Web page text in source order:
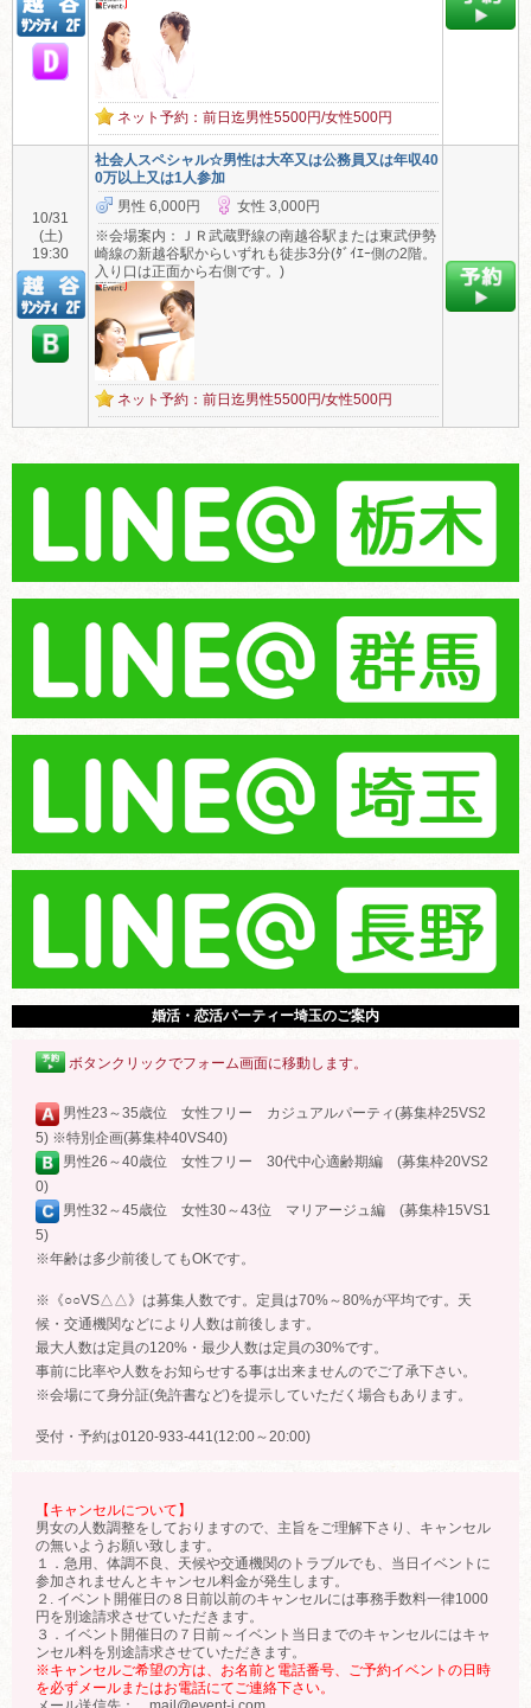
ネット予約：前日迄男性5500円/女性500円
10/31
(土)
19:30
社会人スペシャル☆男性は大卒又は公務員又は年収40
0万以上又は1人参加
男性 6,000円
女性 3,000円
※会場案内：ＪＲ武蔵野線の南越谷駅または東武伊勢
崎線の新越谷駅からいずれも徒歩3分(ﾀﾞｲｴｰ側の2階。
入り口は正面から右側です。)
ネット予約：前日迄男性5500円/女性500円
婚活・恋活パーティー埼玉のご案内
ボタンクリックでフォーム画面に移動します。
男性23～35歳位 女性フリー カジュアルパーティ(募集枠25VS2
5) ※特別企画(募集枠40VS40)
男性26～40歳位 女性フリー 30代中心適齢期編 (募集枠20VS2
0)
男性32～45歳位 女性30～43位 マリアージュ編 (募集枠15VS1
5)
※年齢は多少前後してもOKです。
※《○○VS△△》は募集人数です。定員は70%～80%が平均です。天
候・交通機関などにより人数は前後します。
最大人数は定員の120%・最少人数は定員の30%です。
事前に比率や人数をお知らせする事は出来ませんのでご了承下さい。
※会場にて身分証(免許書など)を提示していただく場合もあります。
受付・予約は0120-933-441(12:00～20:00)
【キャンセルについて】
男女の人数調整をしておりますので、主旨をご理解下さり、キャンセル
の無いようお願い致します。
１．急用、体調不良、天候や交通機関のトラブルでも、当日イベントに
参加されませんとキャンセル料金が発生します。
２. イベント開催日の８日前以前のキャンセルには事務手数料一律1000
円を別途請求させていただきます。
３．イベント開催日の７日前～イベント当日までのキャンセルにはキャ
ンセル料を別途請求させていただきます。
※キャンセルご希望の方は、お名前と電話番号、ご予約イベントの日時
を必ずメールまたはお電話にてご連絡下さい。